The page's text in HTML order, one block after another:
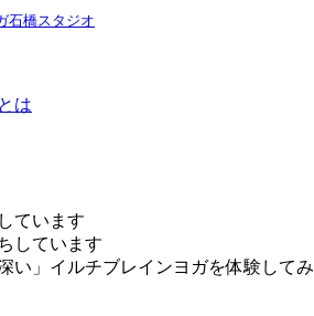
石橋スタジオ
は
ています
い」イルチブレインヨガを体験してみ